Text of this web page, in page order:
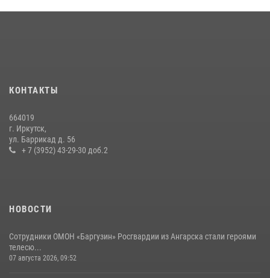
поступления на службу в Росгвардию
Сотрудники СОБР «Байкал» Росгвардии отработали ликвидацию
условных диверсионных групп в различных условиях местности
КОНТАКТЫ
664019
г. Иркутск,
ул. Баррикад д. 56
+ 7 (3952) 43-29-30 доб.2
НОВОСТИ
Сотрудники ОМОН «Баргузин» Росгвардии из Ангарска стали героями
телесю...
07 августа 2026, 09:52